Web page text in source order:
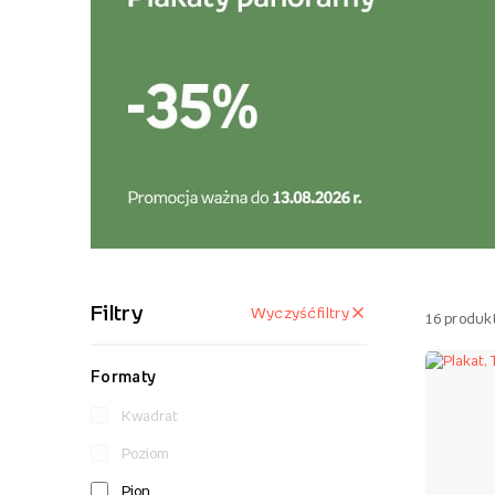
Filtry Wyczyść filtry
Formaty
Kwadrat
Poziom
Pion
16